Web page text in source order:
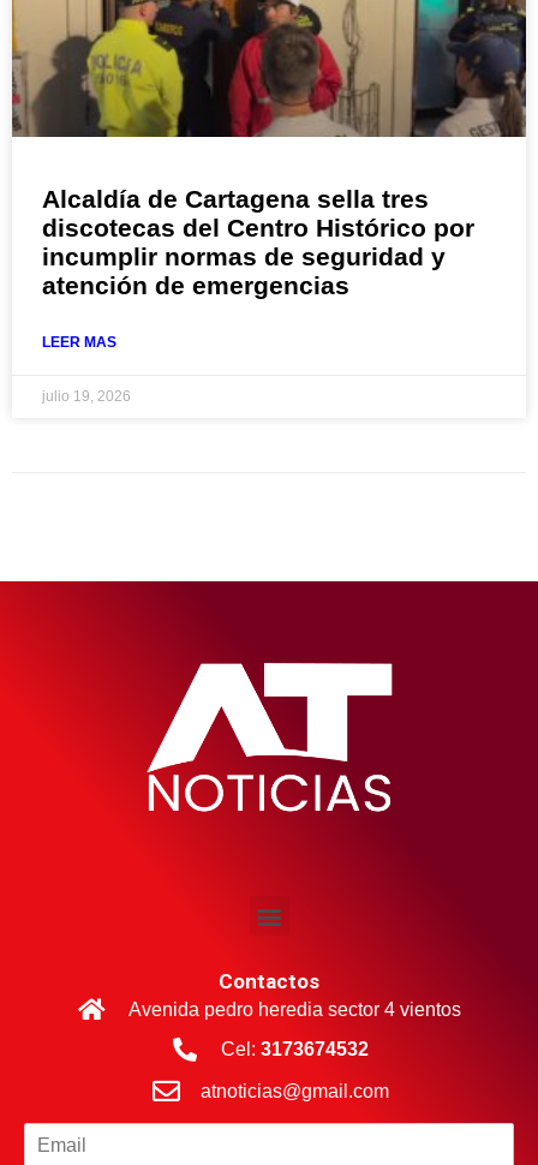
Alcaldía de Cartagena sella tres
discotecas del Centro Histórico por
incumplir normas de seguridad y
atención de emergencias
LEER MAS
julio 19, 2026
Contactos
Avenida pedro heredia sector 4 vientos
Cel: 3173674532
atnoticias@gmail.com